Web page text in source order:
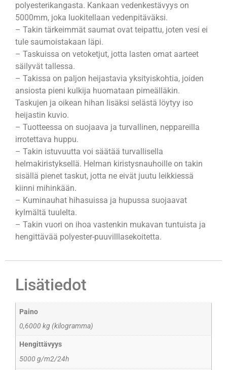
polyesterikangasta. Kankaan vedenkestävyys on
5000mm, joka luokitellaan vedenpitäväksi.
– Takin tärkeimmät saumat ovat teipattu, joten vesi ei
tule saumoistakaan läpi.
– Taskuissa on vetoketjut, jotta lasten omat aarteet
säilyvät tallessa.
– Takissa on paljon heijastavia yksityiskohtia, joiden
ansiosta pieni kulkija huomataan pimeälläkin.
Taskujen ja oikean hihan lisäksi selästä löytyy iso
heijastin kuvio.
– Tuotteessa on suojaava ja turvallinen, neppareilla
irrotettava huppu.
– Takin istuvuutta voi säätää turvallisella
helmakiristyksellä. Helman kiristysnauhoille on takin
sisällä pienet taskut, jotta ne eivät juutu leikkiessä
kiinni mihinkään.
– Kuminauhat hihasuissa ja hupussa suojaavat
kylmältä tuulelta.
– Takin vuori on ihoa vastenkin mukavan tuntuista ja
hengittävää polyester-puuvilllasekoitetta.
Lisätiedot
Paino
0,6000 kg (kilogramma)
Hengittävyys
5000 g/m2/24h